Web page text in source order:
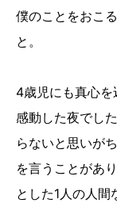
僕のことをおこ
と。
4歳児にも真心
感動した夜でし
らないと思いが
を言うことがあ
とした1人の人